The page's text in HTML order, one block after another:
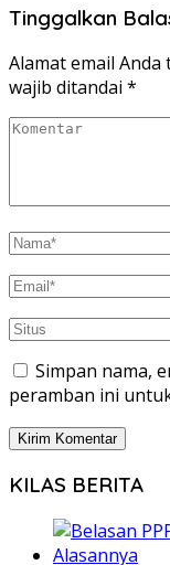
Tinggalkan
Alamat email
wajib ditandai *
Simpan nama,
peramban ini
KILAS BERITA